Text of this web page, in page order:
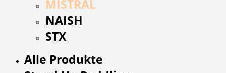
MISTRAL
NAISH
STX
Alle Produkte